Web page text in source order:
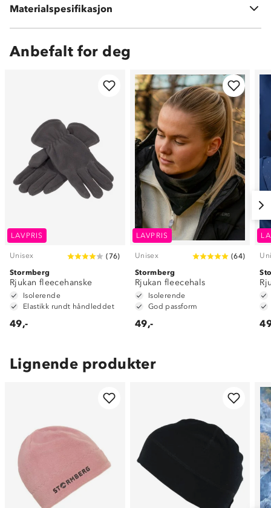
Materialspesifikasjon
100 % polyester
Anbefalt for deg
LAVPRIS
Unisex (76)
Stormberg
Rjukan fleecehanske
Isolerende
Elastikk rundt håndleddet
49,-
LAVPRIS
Unisex (64)
Stormberg
Rjukan fleecehals
Isolerende
God passform
49,-
Lignende produkter